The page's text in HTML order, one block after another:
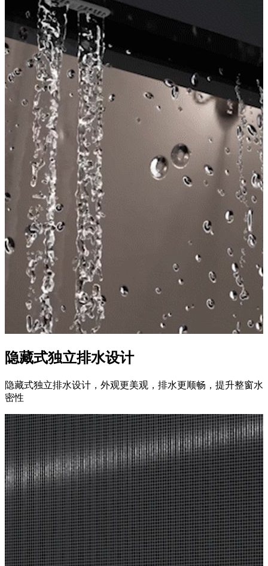
隐藏式独立排水设计
隐藏式独立排水设计，外观更美观，排水更顺畅，提升整窗水
密性